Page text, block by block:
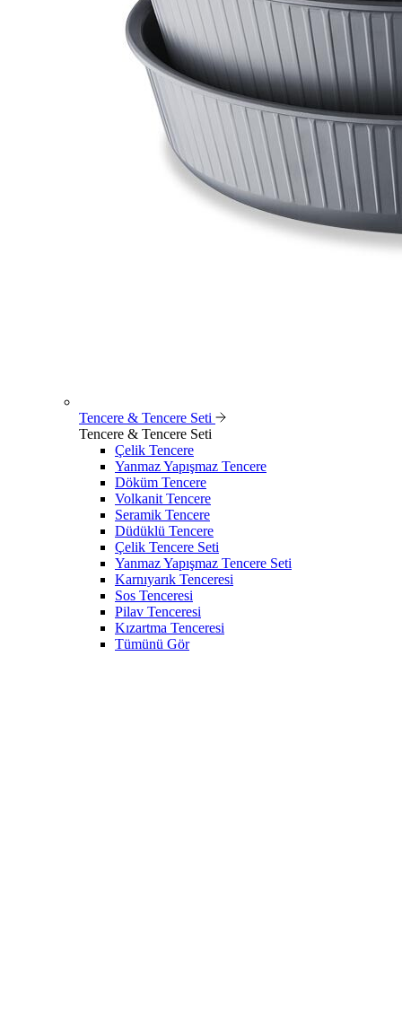
Tencere & Tencere Seti
Tencere & Tencere Seti
Çelik Tencere
Yanmaz Yapışmaz Tencere
Döküm Tencere
Volkanit Tencere
Seramik Tencere
Düdüklü Tencere
Çelik Tencere Seti
Yanmaz Yapışmaz Tencere Seti
Karnıyarık Tenceresi
Sos Tenceresi
Pilav Tenceresi
Kızartma Tenceresi
Tümünü Gör